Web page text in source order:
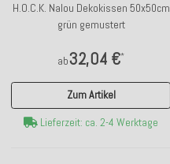
H.O.C.K. Nalou Dekokissen 50x50cm
grün gemustert
ab32,04 €*
Zum Artikel
Lieferzeit: ca. 2-4 Werktage